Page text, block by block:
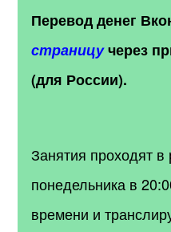
Перевод денег
страницучерез
(для России).
Занятия проходят
понедельника в
времени и